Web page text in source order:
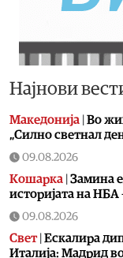
Најнови
Македонија Во
„Силно светнал
09.08.2026
Кошарка Замина
историјата на
09.08.2026
Свет| Ескалира
Италија: Мадрид